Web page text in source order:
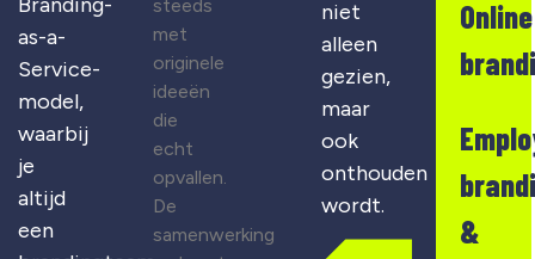
as-a-
Service-
model,
waarbij
je
altijd
een
steeds
met
originele
ideeën
die
echt
opvallen.
De
samenwerking
niet
alleen
gezien,
maar
ook
onthouden
wordt.
Online
&